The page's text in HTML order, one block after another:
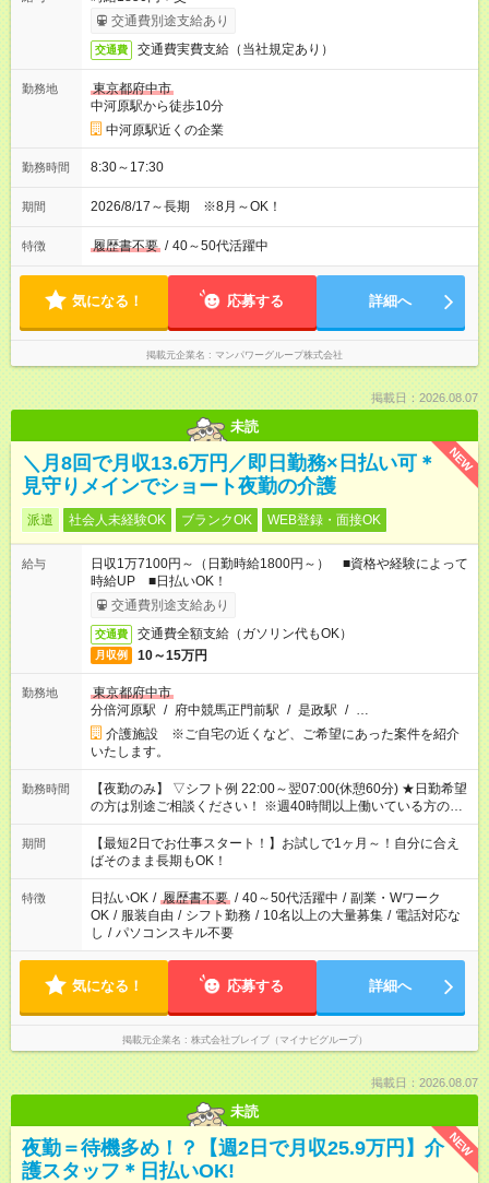
交通費別途支給あり
交通費 交通費実費支給（当社規定あり）
勤務地
東京都府中市
中河原駅から徒歩10分
中河原駅近くの企業
勤務時間 8:30～17:30
期間 2026/8/17～長期 ※8月～OK！
特徴 履歴書不要 / 40～50代活躍中
気になる！ 応募する 詳細へ
掲載元企業名 マンパワーグループ株式会社
掲載日：2026.08.07
未読
NEW
＼月8回で月収13.6万円／即日勤務×日払い可＊
見守りメインでショート夜勤の介護
派遣 社会人未経験OK ブランクOK WEB登録・面接OK
給与
日収1万7100円～（日勤時給1800円～） ■資格や経験によって
時給UP ■日払いOK！
交通費別途支給あり
交通費 交通費全額支給（ガソリン代もOK）
月収例 10～15万円
勤務地
東京都府中市
分倍河原駅 / 府中競馬正門前駅 / 是政駅 / …
介護施設 ※ご自宅の近くなど、ご希望にあった案件を紹介
いたします。
勤務時間
【夜勤のみ】 ▽シフト例 22:00～翌07:00(休憩60分) ★日勤希望
の方は別途ご相談ください！ ※週40時間以上働いている方のW
ワークはNG
期間
【最短2日でお仕事スタート！】お試しで1ヶ月～！自分に合え
ばそのまま長期もOK！
特徴 日払いOK / 履歴書不要 / 40～50代活躍中 / 副業・Wワーク
OK / 服装自由 / シフト勤務 / 10名以上の大量募集 / 電話対応な
し / パソコンスキル不要
気になる！ 応募する 詳細へ
掲載元企業名 株式会社ブレイブ（マイナビグループ）
掲載日：2026.08.07
未読
NEW
夜勤＝待機多め！？【週2日で月収25.9万円】介
護スタッフ＊日払いOK!